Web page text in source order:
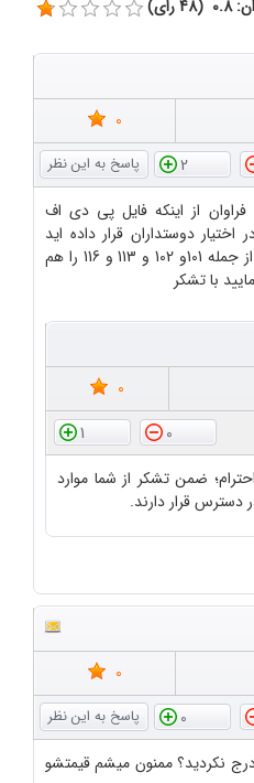
رای)
0
2
از اینکه فایل پی دی اف
دوستداران قرار داده اید
لطفا بعضی از شماره های مجله از جمله 101و 102 و 113 و 116 را هم
با تشکر
0
0
1
ضمن تشکر از شما موارد
دسترس قرار دارند.
0
0
نکردید؟ ممنون میشم قیمتشو